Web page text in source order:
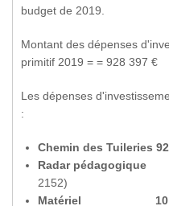
budget de 2019.
Montant des dépenses
primitif 2019 = = 928 397 €
Les dépenses
:
Chemin des
Radar
2152)
Matériel 10